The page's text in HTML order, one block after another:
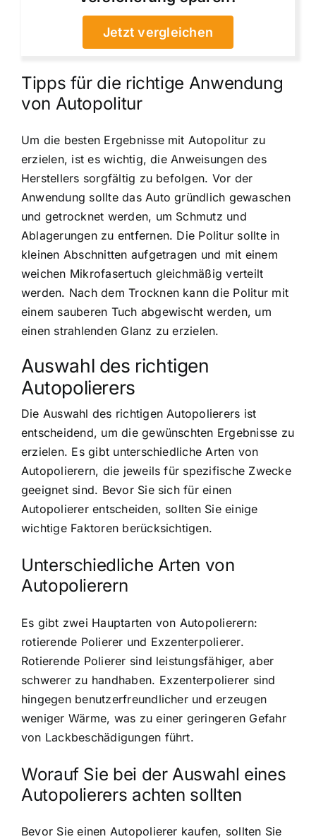
Jetzt vergleichen
Tipps für die richtige Anwendung
von Autopolitur
Um die besten Ergebnisse mit Autopolitur zu
erzielen, ist es wichtig, die Anweisungen des
Herstellers sorgfältig zu befolgen. Vor der
Anwendung sollte das Auto gründlich gewaschen
und getrocknet werden, um Schmutz und
Ablagerungen zu entfernen. Die Politur sollte in
kleinen Abschnitten aufgetragen und mit einem
weichen Mikrofasertuch gleichmäßig verteilt
werden. Nach dem Trocknen kann die Politur mit
einem sauberen Tuch abgewischt werden, um
einen strahlenden Glanz zu erzielen.
Auswahl des richtigen
Autopolierers
Die Auswahl des richtigen Autopolierers ist
entscheidend, um die gewünschten Ergebnisse zu
erzielen. Es gibt unterschiedliche Arten von
Autopolierern, die jeweils für spezifische Zwecke
geeignet sind. Bevor Sie sich für einen
Autopolierer entscheiden, sollten Sie einige
wichtige Faktoren berücksichtigen.
Unterschiedliche Arten von
Autopolierern
Es gibt zwei Hauptarten von Autopolierern:
rotierende Polierer und Exzenterpolierer.
Rotierende Polierer sind leistungsfähiger, aber
schwerer zu handhaben. Exzenterpolierer sind
hingegen benutzerfreundlicher und erzeugen
weniger Wärme, was zu einer geringeren Gefahr
von Lackbeschädigungen führt.
Worauf Sie bei der Auswahl eines
Autopolierers achten sollten
Bevor Sie einen Autopolierer kaufen, sollten Sie